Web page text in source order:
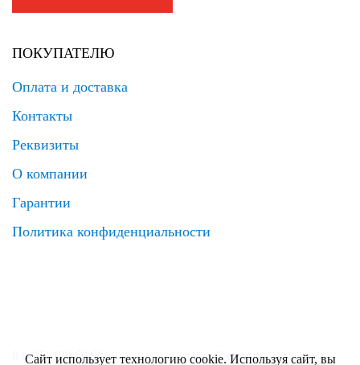
ПОКУПАТЕЛЮ
Оплата и доставка
Контакты
Реквизиты
О компании
Гарантии
Политика конфиденциальности
8 (495) 120 69 99 zakaz@elrus.ru
Сайт использует технологию cookie. Используя сайт, вы